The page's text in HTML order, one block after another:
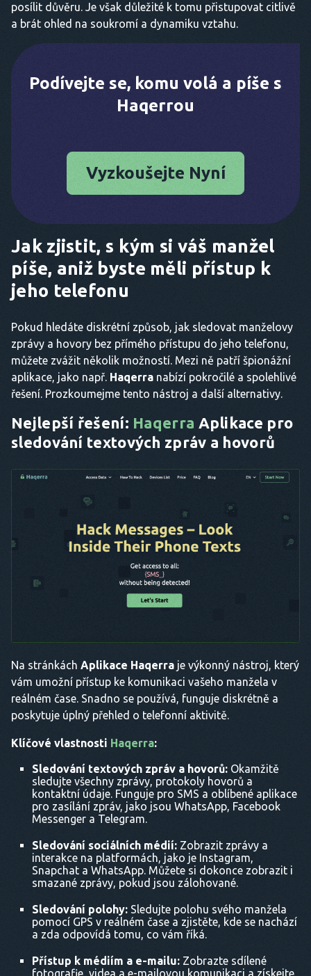
posílit důvěru. Je však důležité k tomu přistupovat citlivě
a brát ohled na soukromí a dynamiku vztahu.
Podívejte se, komu volá a píše s
Haqerrou
Vyzkoušejte Nyní
Jak zjistit, s kým si váš manžel
píše, aniž byste měli přístup k
jeho telefonu
Pokud hledáte diskrétní způsob, jak sledovat manželovy
zprávy a hovory bez přímého přístupu do jeho telefonu,
můžete zvážit několik možností. Mezi ně patří špionážní
aplikace, jako např. Haqerra nabízí pokročilé a spolehlivé
řešení. Prozkoumejme tento nástroj a další alternativy.
Nejlepší řešení: Haqerra Aplikace pro
sledování textových zpráv a hovorů
Na stránkách Aplikace Haqerra je výkonný nástroj, který
vám umožní přístup ke komunikaci vašeho manžela v
reálném čase. Snadno se používá, funguje diskrétně a
poskytuje úplný přehled o telefonní aktivitě.
Klíčové vlastnosti Haqerra:
Sledování textových zpráv a hovorů: Okamžitě
sledujte všechny zprávy, protokoly hovorů a
kontaktní údaje. Funguje pro SMS a oblíbené aplikace
pro zasílání zpráv, jako jsou WhatsApp, Facebook
Messenger a Telegram.
Sledování sociálních médií: Zobrazit zprávy a
interakce na platformách, jako je Instagram,
Snapchat a WhatsApp. Můžete si dokonce zobrazit i
smazané zprávy, pokud jsou zálohované.
Sledování polohy: Sledujte polohu svého manžela
pomocí GPS v reálném čase a zjistěte, kde se nachází
a zda odpovídá tomu, co vám říká.
Přístup k médiím a e-mailu: Zobrazte sdílené
fotografie, videa a e-mailovou komunikaci a získejte